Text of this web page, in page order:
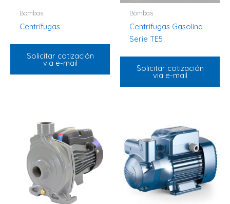
Bombas
Centrífugas
Solicitar cotización
via e-mail
Bombas
Centrífugas Gasolina
Serie TE5
Solicitar cotización
via e-mail